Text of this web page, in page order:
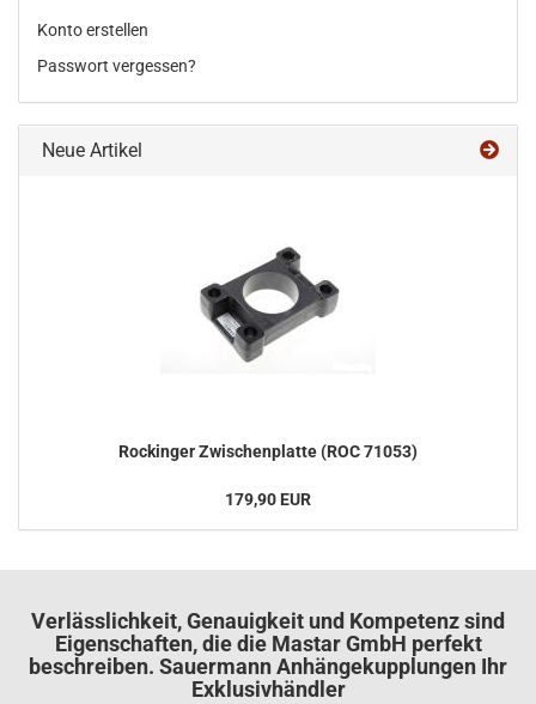
Konto erstellen
Passwort vergessen?
Neue Artikel
Ro­ck­in­ger Zwi­schen­plat­te (ROC 71053)
179,90 EUR
Verlässlichkeit, Genauigkeit und Kompetenz sind
Eigenschaften, die die Mastar GmbH perfekt
beschreiben. Sauermann Anhängekupplungen Ihr
Exklusivhändler